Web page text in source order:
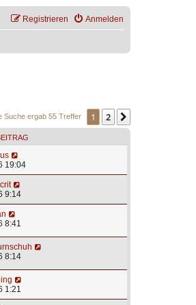
Anmelden
Registrieren
Suche ergab 55 Treffer 1 2
19:04
9:14
8:41
8:14
1:21